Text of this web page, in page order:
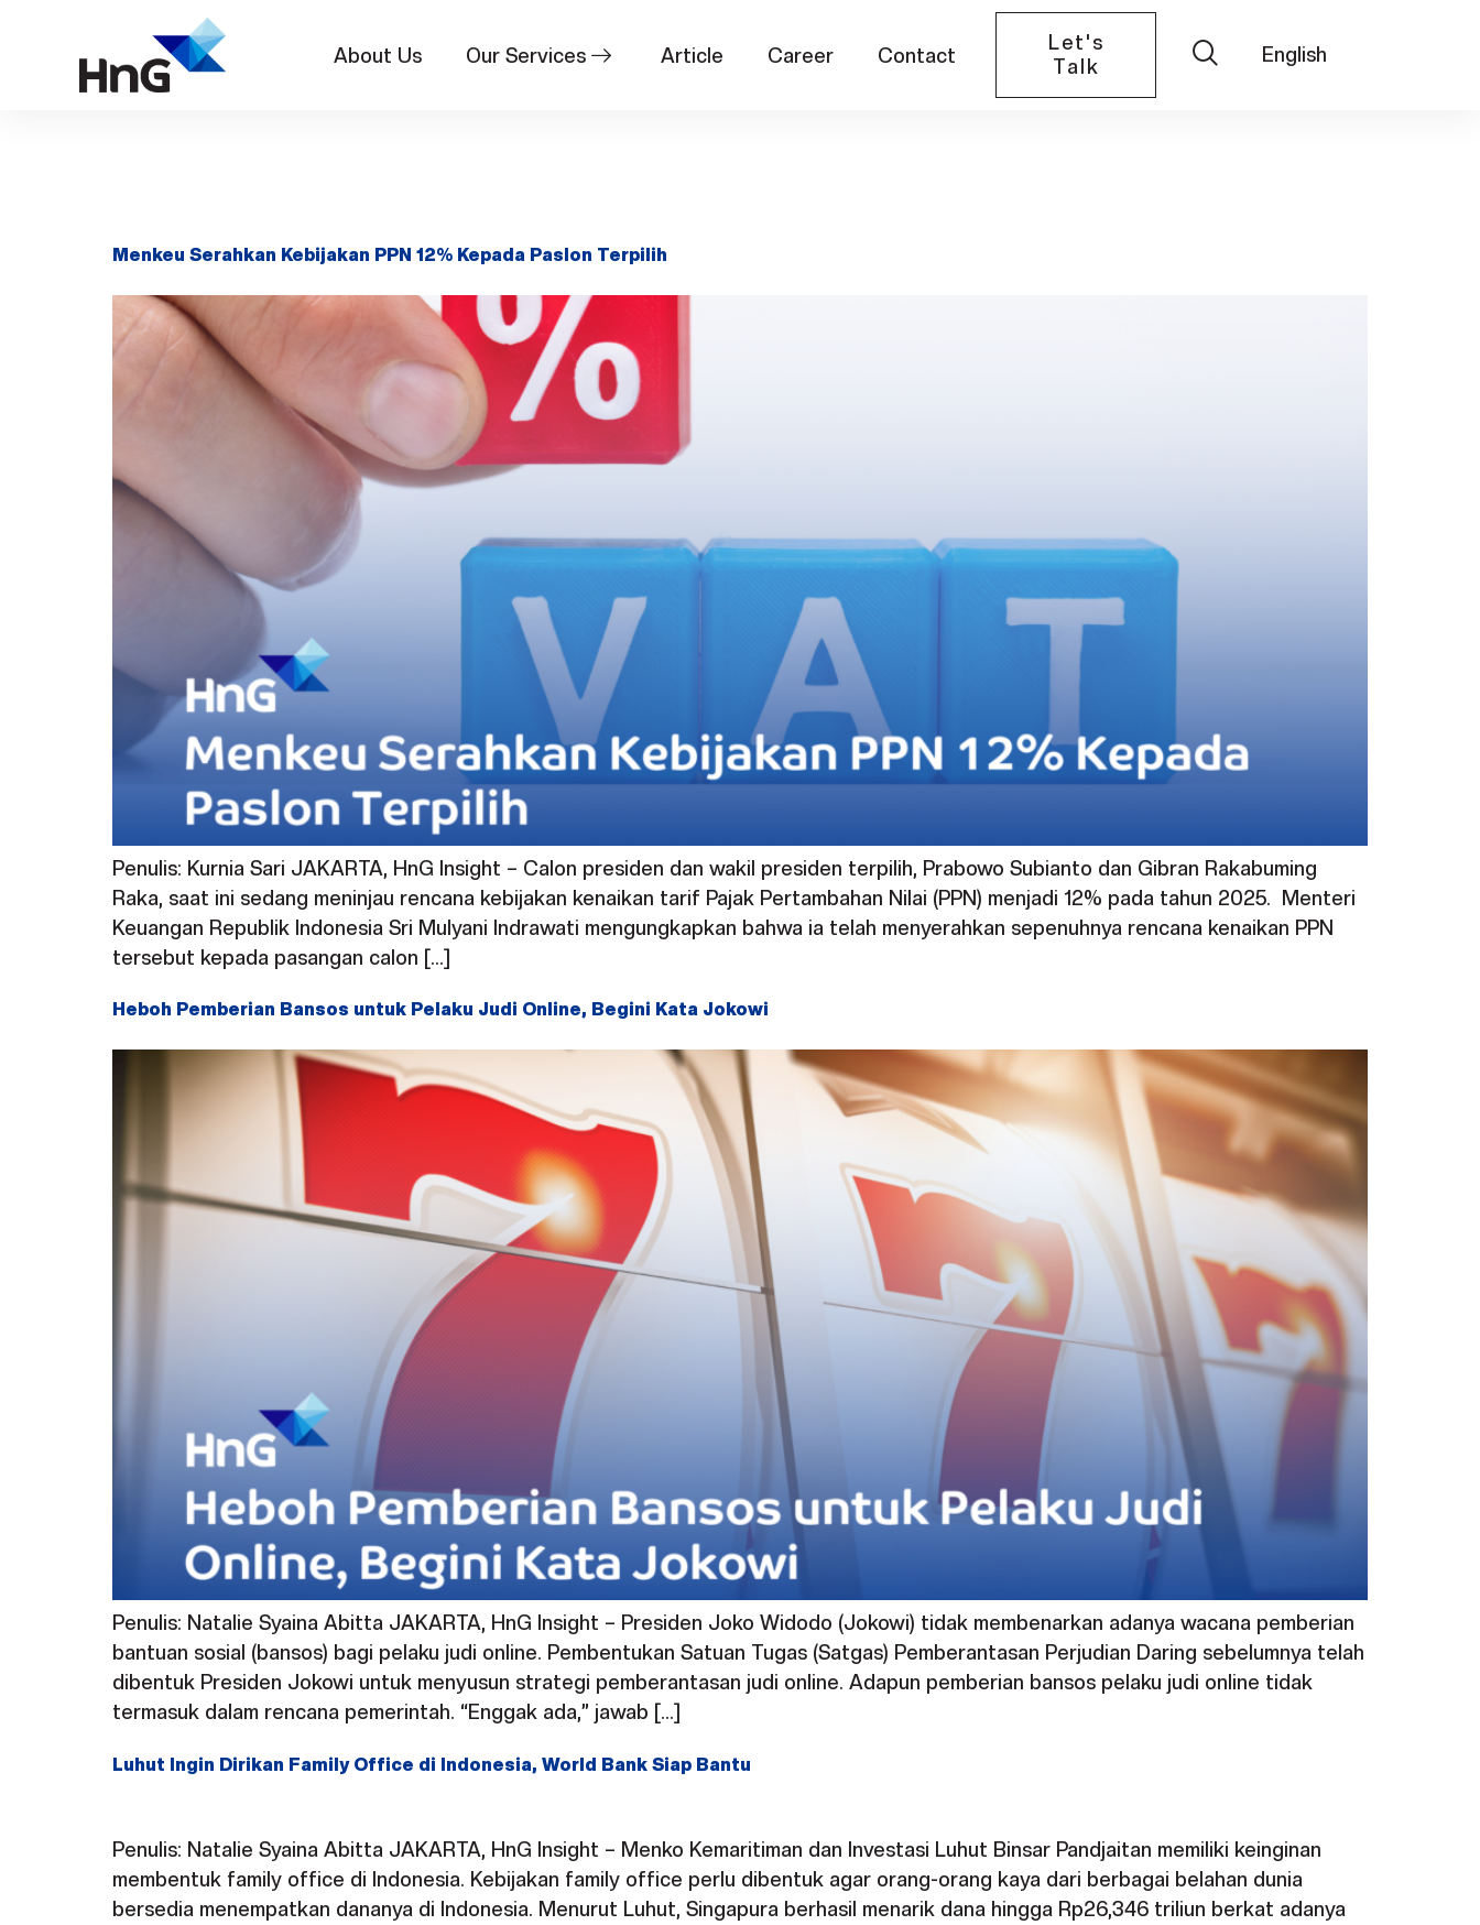
About Us Our Services Article Career Contact
Let's
Talk
English
Menkeu Serahkan Kebijakan PPN 12% Kepada Paslon Terpilih
Penulis: Kurnia Sari JAKARTA, HnG Insight – Calon presiden dan wakil presiden terpilih, Prabowo Subianto dan Gibran Rakabuming
Raka, saat ini sedang meninjau rencana kebijakan kenaikan tarif Pajak Pertambahan Nilai (PPN) menjadi 12% pada tahun 2025. Menteri
Keuangan Republik Indonesia Sri Mulyani Indrawati mengungkapkan bahwa ia telah menyerahkan sepenuhnya rencana kenaikan PPN
tersebut kepada pasangan calon […]
Heboh Pemberian Bansos untuk Pelaku Judi Online, Begini Kata Jokowi
Penulis: Natalie Syaina Abitta JAKARTA, HnG Insight – Presiden Joko Widodo (Jokowi) tidak membenarkan adanya wacana pemberian
bantuan sosial (bansos) bagi pelaku judi online. Pembentukan Satuan Tugas (Satgas) Pemberantasan Perjudian Daring sebelumnya telah
dibentuk Presiden Jokowi untuk menyusun strategi pemberantasan judi online. Adapun pemberian bansos pelaku judi online tidak
termasuk dalam rencana pemerintah. “Enggak ada,” jawab […]
Luhut Ingin Dirikan Family Office di Indonesia, World Bank Siap Bantu
Penulis: Natalie Syaina Abitta JAKARTA, HnG Insight – Menko Kemaritiman dan Investasi Luhut Binsar Pandjaitan memiliki keinginan
membentuk family office di Indonesia. Kebijakan family office perlu dibentuk agar orang-orang kaya dari berbagai belahan dunia
bersedia menempatkan dananya di Indonesia. Menurut Luhut, Singapura berhasil menarik dana hingga Rp26,346 triliun berkat adanya